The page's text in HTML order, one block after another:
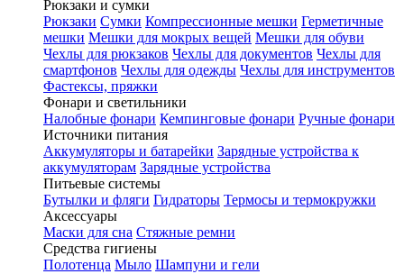
Рюкзаки и сумки
Рюкзаки Сумки Компрессионные мешки Герметичные
мешки Мешки для мокрых вещей Мешки для обуви
Чехлы для рюкзаков Чехлы для документов Чехлы для
смартфонов Чехлы для одежды Чехлы для инструментов
Фастексы, пряжки
Фонари и светильники
Налобные фонари Кемпинговые фонари Ручные фонари
Источники питания
Аккумуляторы и батарейки Зарядные устройства к
аккумуляторам Зарядные устройства
Питьевые системы
Бутылки и фляги Гидраторы Термосы и термокружки
Аксессуары
Маски для сна Стяжные ремни
Средства гигиены
Полотенца Мыло Шампуни и гели